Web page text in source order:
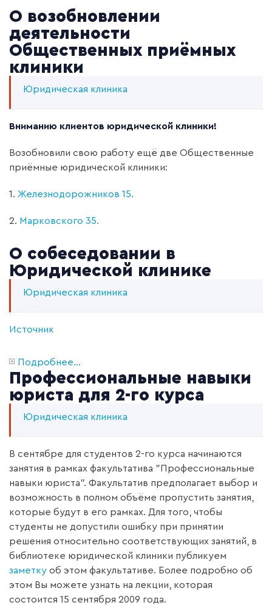
О возобновлении
деятельности
Общественных приёмных
клиники
Юридическая клиника
Вниманию клиентов юридической клиники!
Возобновили свою работу ещё две Общественные
приёмные юридической клиники:
1. Железнодорожников 15.
2. Марковского 35.
О собеседовании в
Юридической клинике
Юридическая клиника
Источник
Подробнее...
Профессиональные навыки
юриста для 2-го курса
Юридическая клиника
В сентябре для студентов 2-го курса начинаются
занятия в рамках факультатива "Профессиональные
навыки юриста". Факультатив предполагает выбор и
возможность в полном объёме пропустить занятия,
которые будут в его рамках. Для того, чтобы
студенты не допустили ошибку при принятии
решения относительно соответствующих занятий, в
библиотеке юридической клиники публикуем
заметку об этом факультативе. Более подробно об
этом Вы можете узнать на лекции, которая
состоится 15 сентября 2009 года.